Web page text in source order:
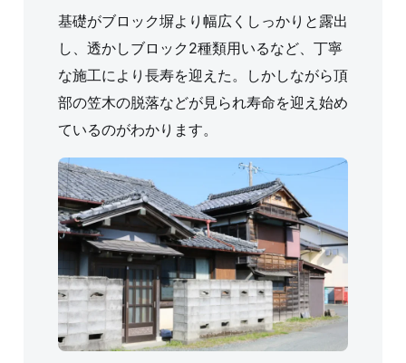
基礎がブロック塀より幅広くしっかりと露出
し、透かしブロック2種類用いるなど、丁寧
な施工により長寿を迎えた。しかしながら頂
部の笠木の脱落などが見られ寿命を迎え始め
ているのがわかります。